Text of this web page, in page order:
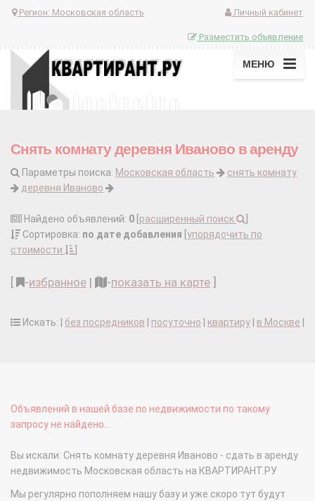
Регион: Московская область Личный кабинет
Разместить объявление
МЕНЮ
Снять комнату деревня Иваново в аренду
Параметры поиска: Московская область
снять комнату
деревня Иваново
Найдено объявлений: 0 расширенный поиск
Сортировка: по дате добавления упорядочить по
стоимости
-избранное | -показать на карте
Искать: | без посредников посуточно квартиру в Москве
Объявлений в нашей базе по недвижимости по такому
запросу не найдено...
Вы искали: Снять комнату деревня Иваново - сдать в аренду
недвижимость Московская область на КВАРТИРАНТ.РУ
Мы регулярно пополняем нашу базу и уже скоро тут будут